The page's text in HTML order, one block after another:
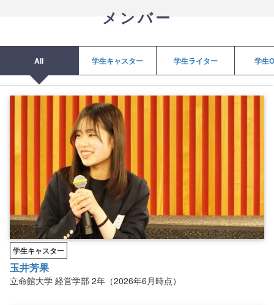
メンバー
All 学生キャスター 学生ライター 学生
学生キャスター
玉井芳果
立命館大学 経営学部 2年（2026年6月時点）